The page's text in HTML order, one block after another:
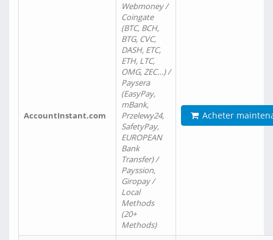
AccountInstant.com
Webmoney /
Coingate
(BTC, BCH,
BTG, CVC,
DASH, ETC,
ETH, LTC,
OMG, ZEC…) /
Paysera
(EasyPay,
mBank,
Przelewy24,
SafetyPay,
EUROPEAN
Bank
Transfer) /
Payssion,
Giropay /
Local
Methods
(20+
Methods)
Acheter